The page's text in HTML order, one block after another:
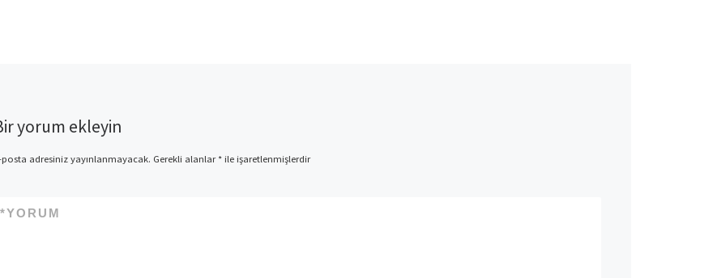
yorum ekleyin
posta adresiniz yayınlanmayacak. Gerekli alanlar*ile işaretlenmişlerdir
YORUM
*